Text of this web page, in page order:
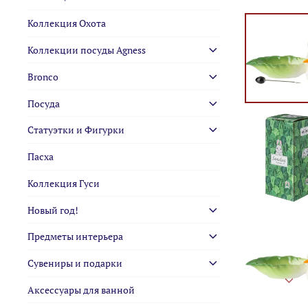
Коллекция Охота
Коллекции посуды Agness
Bronco
Посуда
Статуэтки и Фигурки
Пасха
Коллекция Гуси
Новый год!
Предметы интерьера
Сувениры и подарки
Аксессуары для ванной